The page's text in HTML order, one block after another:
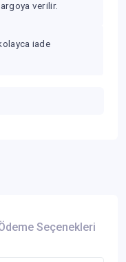
verilir.
iade
Seçenekleri